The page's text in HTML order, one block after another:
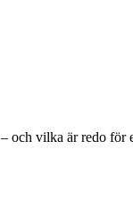
vilka är redo för